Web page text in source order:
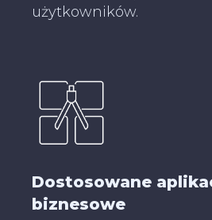
użytkowników.
Dostosowane
biznesowe